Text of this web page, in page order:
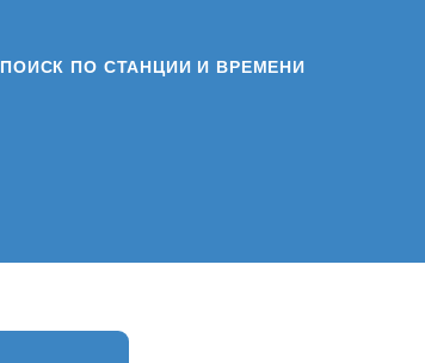
ПОИСК ПО СТАНЦИИ И ВРЕМЕНИ